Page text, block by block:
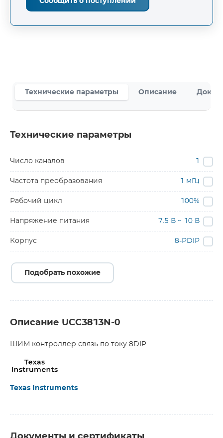
Технические параметры Описание
Технические параметры
Число каналов
Частота преобразования 1 мГц
Рабочий цикл 100%
Напряжение питания 7.5 В ~ 10 В
Корпус 8-PDIP
Подобрать похожие
Описание UCC3813N-0
ШИМ контроллер связь по току 8DIP
Texas Instruments